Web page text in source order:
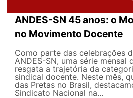
ANDES-SN 45 anos: o
no Movimento Docente
Como parte das celebrações
ANDES-SN, uma série mensal
resgata a trajetória da
sindical docente. Neste mês,
das Pretas no Brasil,
Sindicato Nacional na...